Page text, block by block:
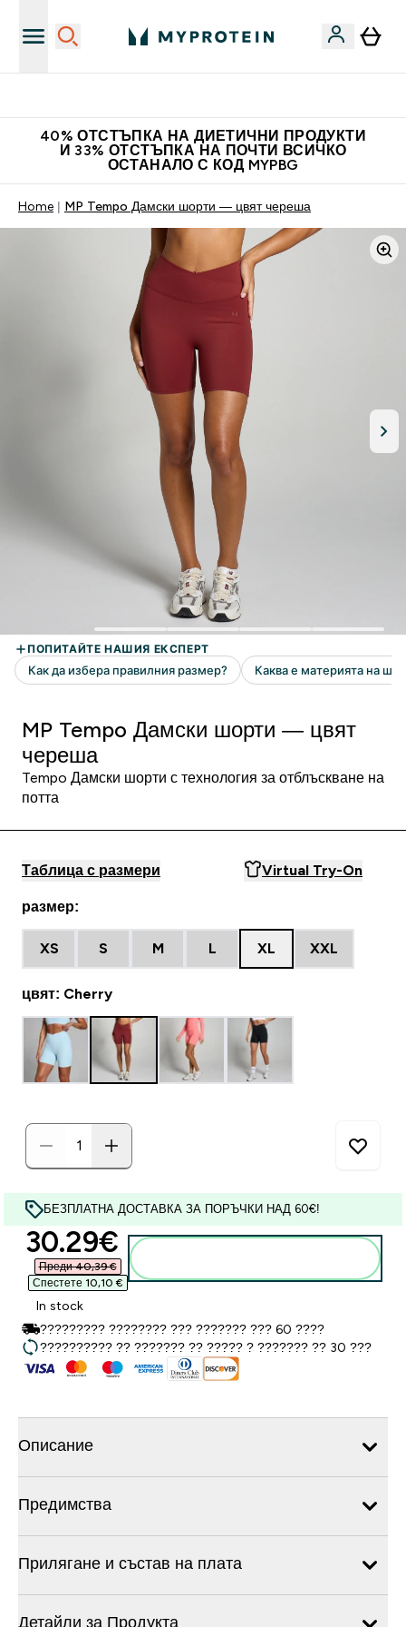
40% ОТСТЪПКА НА ДИЕТИЧНИ ПРОДУКТИ
И 33% ОТСТЪПКА НА ПОЧТИ ВСИЧКО
ОСТАНАЛО С КОД MYPBG
Home MP Tempo Дамски шорти — цвят череша
MP Tempo Дамски шорти — цвят
череша
Tempo Дамски шорти с технология за отблъскване на
потта
Таблица с размери Virtual Try-On
размер:
XS S M L XL XXL
цвят: Cherry
БЕЗПЛАТНА ДОСТАВКА ЗА ПОРЪЧКИ НАД 60€!
discounted price
30.29€‎
Преди 40,39 €‎
Спестете 10,10 €‎
In stock
????????? ???????? ??? ??????? ??? 60 ????
?????????? ?? ??????? ?? ????? ? ??????? ?? 30 ???
Описание
Предимства
Прилягане и състав на плата
Детайли за Продукта